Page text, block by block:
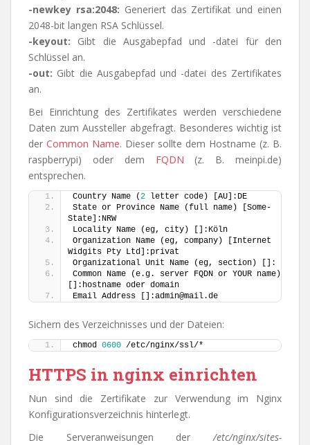
-newkey rsa:2048: Generiert das Zertifikat und einen
2048-bit langen RSA Schlüssel.
-keyout: Gibt die Ausgabepfad und -datei für den
Schlüssel an.
-out: Gibt die Ausgabepfad und -datei des Zertifikates
an.
Bei Einrichtung des Zertifikates werden verschiedene
Daten zum Aussteller abgefragt. Besonderes wichtig ist
der Common Name. Dieser sollte dem Hostname (z. B.
raspberrypi) oder dem FQDN (z. B. meinpi.de)
entsprechen.
Country Name (2 letter code) [AU]:DE
State or Province Name (full name) [Some-
State]:NRW
Locality Name (eg, city) []:Köln
Organization Name (eg, company) [Internet
Widgits Pty Ltd]:privat
Organizational Unit Name (eg, section) []:
Common Name (e.g. server FQDN or YOUR name)
[]:hostname oder domain
Email Address []:admin@mail.de
Sichern des Verzeichnisses und der Dateien:
chmod 0600 /etc/nginx/ssl/*
HTTPS in nginx einrichten
Nun sind die Zertifikate zur Verwendung im Nginx
Konfigurationsverzeichnis hinterlegt.
Die Serveranweisungen der/etc/nginx/sites-